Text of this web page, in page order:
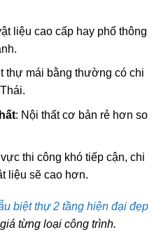
liệu cao cấp hay phổ thông
thự mái bằng thường có chi
: Nội thất cơ bản rẻ hơn so
thi công khó tiếp cận, chi
liệu sẽ cao hơn.
biệt thự 2 tầng hiện đại đẹp
từng loại công trình.